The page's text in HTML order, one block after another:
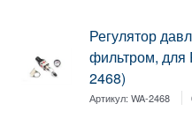
Регулятор
фильтром, для
2468)
Артикул:WA-2468